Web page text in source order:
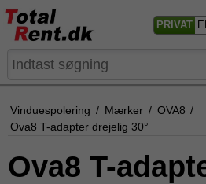
PRIVAT
Vinduespolering / Mærker / OVA8 /
Ova8 T-adapter drejelig 30°
Ova8 T-